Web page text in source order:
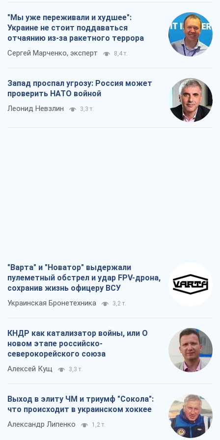
"Мы уже переживали и худшее":
Украине не стоит поддаваться
отчаянию из-за ракетного террора
Сергей Марченко, эксперт 8,4 т.
Запад проспал угрозу: Россия может
проверить НАТО войной
Леонид Невзлин 3,3 т.
"Варта" и "Новатор" выдержали
пулеметный обстрел и удар FPV-дрона,
сохранив жизнь офицеру ВСУ
Украинская Бронетехника 3,2 т.
КНДР как катализатор войны, или О
новом этапе российско-
северокорейского союза
Алексей Кущ 3,3 т.
Выход в элиту ЧМ и триумф "Сокола":
что происходит в украинском хоккее
Александр Липенко 1,2 т.